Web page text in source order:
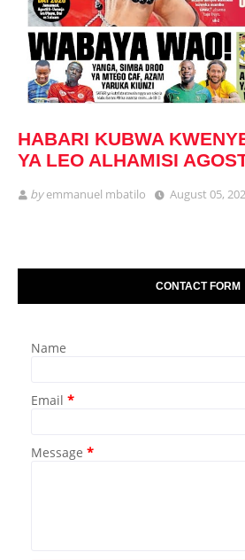
HABARI KUBWA
YA LEO ALHAMISI
byemmanuel mbatilo August 05,
CONTACT FORM
Name
Email *
Message *